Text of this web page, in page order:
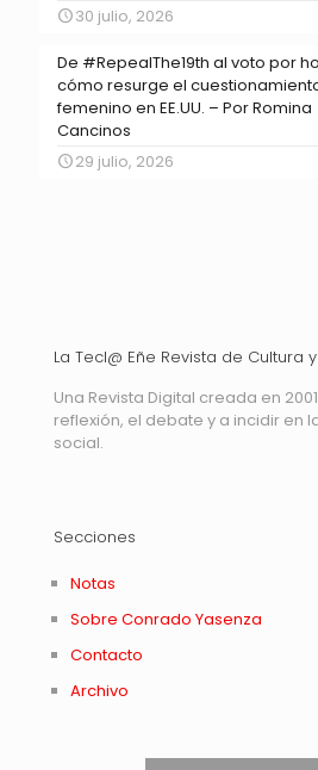
30 julio, 2026
De #RepealThe19th al voto por
cómo resurge el
femenino en EE.UU. – Por Romina
Cancinos
29 julio, 2026
La Tecl@ Eñe Revista de Cultura
Una Revista Digital creada en
reflexión, el debate y a incidir en
social.
Secciones
Notas
Sobre Conrado Yasenza
Contacto
Archivo